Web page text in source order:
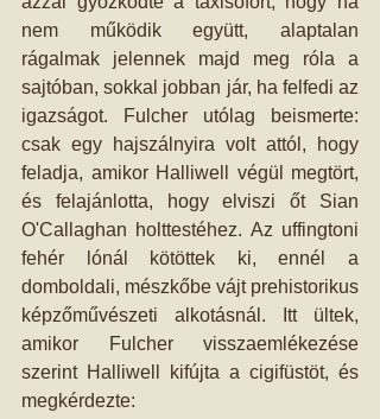
nem működik együtt, alaptalan
rágalmak jelennek majd meg róla a
sajtóban, sokkal jobban jár, ha felfedi az
igazságot. Fulcher utólag beismerte:
csak egy hajszálnyira volt attól, hogy
feladja, amikor Halliwell végül megtört,
és felajánlotta, hogy elviszi őt Sian
O'Callaghan holttestéhez. Az uffingtoni
fehér lónál kötöttek ki, ennél a
domboldali, mészkőbe vájt prehistorikus
képzőművészeti alkotásnál. Itt ültek,
amikor Fulcher visszaemlékezése
szerint Halliwell kifújta a cigifüstöt, és
megkérdezte: